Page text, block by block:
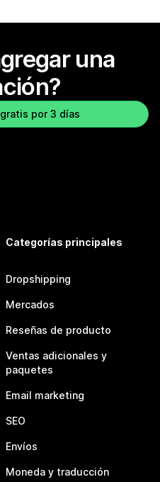
una
por 3 días
Categorías principales
Dropshipping
Mercados
Reseñas de producto
Ventas adicionales y
paquetes
Email marketing
SEO
Envíos
Moneda y traducción